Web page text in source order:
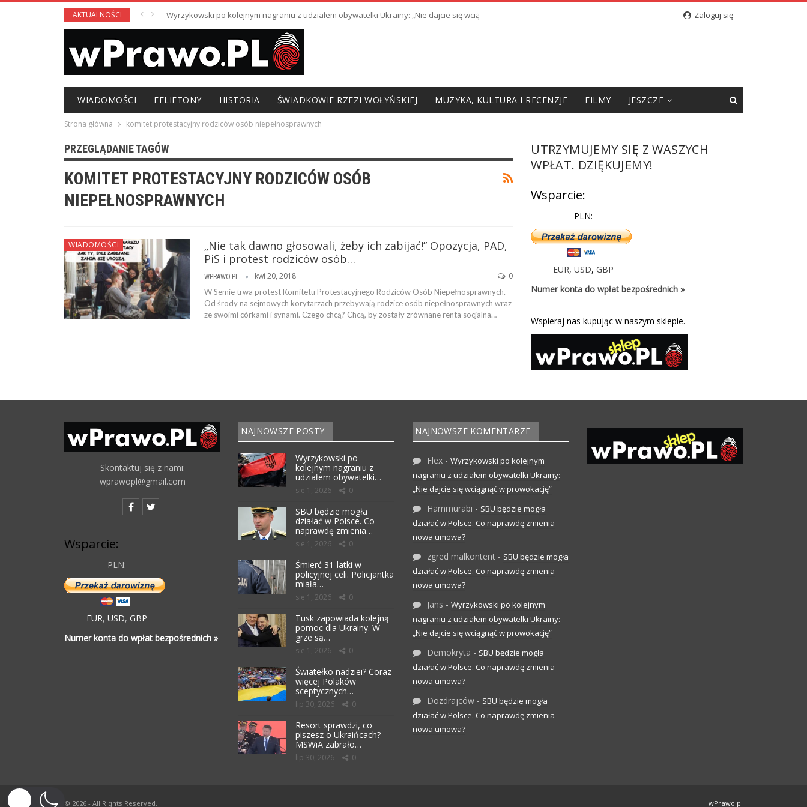
AKTUALNOŚCI Wyrzykowski po kolejnym nagraniu z udziałem obywatelki Ukrainy: „Nie dajcie się wciągnąć w prowokację” Zaloguj się
WIADOMOŚCI FELIETONY HISTORIA ŚWIADKOWIE RZEZI WOŁYŃSKIEJ MUZYKA, KULTURA I RECENZJE FILMY JESZCZE
Strona główna komitet protestacyjny rodziców osób niepełnosprawnych
PRZEGLĄDANIE TAGÓW
KOMITET PROTESTACYJNY RODZICÓW OSÓB
NIEPEŁNOSPRAWNYCH
WIADOMOŚCI
„Nie tak dawno głosowali, żeby ich zabijać!” Opozycja, PAD,
PiS i protest rodziców osób…
WPRAWO.PL kwi 20, 2018 0
W Semie trwa protest Komitetu Protestacyjnego Rodziców Osób Niepełnosprawnych.
Od środy na sejmowych korytarzach przebywają rodzice osób niepełnosprawnych wraz
ze swoimi córkami i synami. Czego chcą? Chcą, by zostały zrównane renta socjalna…
UTRZYMUJEMY SIĘ Z WASZYCH
WPŁAT. DZIĘKUJEMY!
Wsparcie:
PLN:
EUR,USD,GBP
Numer konta do wpłat bezpośrednich »
Wspieraj nas kupując w naszym sklepie.
Skontaktuj się z nami:
wprawopl@gmail.com
Wsparcie:
PLN:
EUR, USD, GBP
Numer konta do wpłat bezpośrednich »
NAJNOWSZE POSTY
Wyrzykowski po
kolejnym nagraniu z
udziałem obywatelki…
sie 1, 2026 0
SBU będzie mogła
działać w Polsce. Co
naprawdę zmienia…
sie 1, 2026 0
Śmierć 31-latki w
policyjnej celi. Policjantka
miała…
sie 1, 2026 0
Tusk zapowiada kolejną
pomoc dla Ukrainy. W
grze są…
sie 1, 2026 0
Światełko nadziei? Coraz
więcej Polaków
sceptycznych…
lip 30, 2026 0
Resort sprawdzi, co
piszesz o Ukraińcach?
MSWiA zabrało…
lip 30, 2026 0
NAJNOWSZE KOMENTARZE
Flex - Wyrzykowski po kolejnym
nagraniu z udziałem obywatelki Ukrainy:
„Nie dajcie się wciągnąć w prowokację”
Hammurabi - SBU będzie mogła
działać w Polsce. Co naprawdę zmienia
nowa umowa?
zgred malkontent - SBU będzie mogła
działać w Polsce. Co naprawdę zmienia
nowa umowa?
Jans - Wyrzykowski po kolejnym
nagraniu z udziałem obywatelki Ukrainy:
„Nie dajcie się wciągnąć w prowokację”
Demokryta - SBU będzie mogła
działać w Polsce. Co naprawdę zmienia
nowa umowa?
Dozdrajców - SBU będzie mogła
działać w Polsce. Co naprawdę zmienia
nowa umowa?
© 2026 - All Rights Reserved. wPrawo.pl